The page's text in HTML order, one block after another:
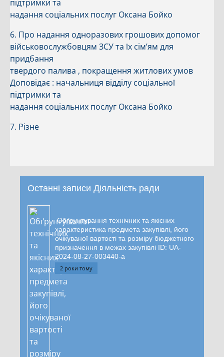
підтримки та
надання соціальних послуг Оксана Бойко
6. Про надання одноразових грошових допомог
військовослужбовцям ЗСУ та їх сім’ям для
придбання
твердого палива , покращення житлових умов
Доповідає : начальниця відділу соціальної
підтримки та
надання соціальних послуг Оксана Бойко
7. Різне
Останні записи Діяльність ради
Обґрунтування технічних та якісних
характеристика предмета закупівлі, його
очікуваної вартості та розміру бюджетного
призначення в межах закупівлі ID: UA-
2024-08-27-003440-a
2 роки тому